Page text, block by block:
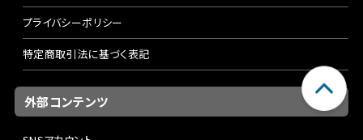
プライバシーポリシー
特定商取引法に基づく表記
外部コンテンツ